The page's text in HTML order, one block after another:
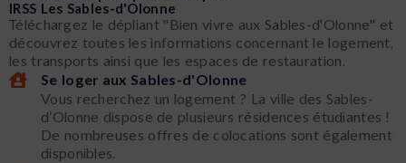
IRSS Les Sables-d'Olonne
Téléchargez le dépliant "Bien vivre aux Sables-d'Olonne" et
découvrez toutes les informations concernant le logement,
les transports ainsi que les espaces de restauration.
Se loger aux Sables-d'Olonne
Vous recherchez un logement ? La ville des Sables-
d’Olonne dispose de plusieurs résidences étudiantes !
De nombreuses offres de colocations sont également
disponibles.